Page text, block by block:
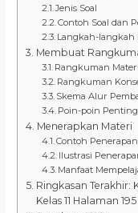
Jenis Soal
Contoh Soal dan
Langkah-langkah
Membuat
Rangkuman
Rangkuman
Skema Alur
Poin-poin
Menerapkan Materi
Contoh
Ilustrasi
Manfaat
Ringkasan Terakhir:
Kelas 11 Halaman 195